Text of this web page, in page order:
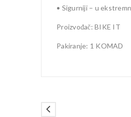
• Sigurniji – u
Proizvođač: BIKE IT
Pakiranje: 1 KOMAD